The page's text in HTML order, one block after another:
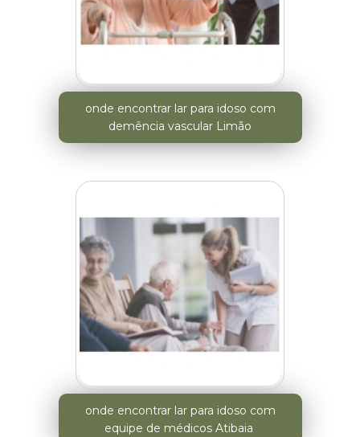
onde encontrar lar para idoso com
demência vascular Limão
onde encontrar lar para idoso com
equipe de médicos Atibaia